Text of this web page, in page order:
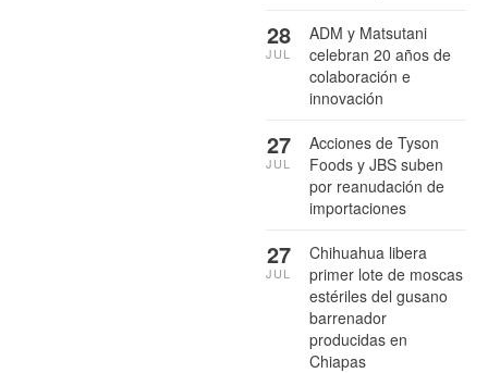
ADM y Matsutani
celebran 20 años de
colaboración e
innovación
28
JUL
Acciones de Tyson
Foods y JBS suben
por reanudación de
importaciones
27
JUL
Chihuahua libera
primer lote de moscas
estériles del gusano
barrenador
producidas en
Chiapas
27
JUL